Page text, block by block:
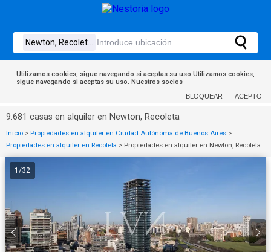
Utilizamos cookies, sigue navegando si aceptas su uso.Utilizamos cookies,
sigue navegando si aceptas su uso. Nuestros socios
BLOQUEAR ACEPTO
9.681 casas en alquiler en Newton, Recoleta
Inicio > Propiedades en alquiler en Ciudad Autónoma de Buenos Aires >
Propiedades en alquiler en Recoleta > Propiedades en alquiler en Newton, Recoleta
1 /32